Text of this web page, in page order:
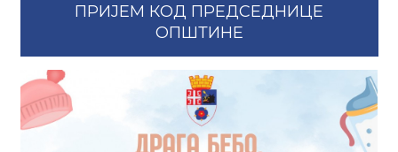
ПРИЈЕМ КОД ПРЕДСЕДНИЦЕ
ОПШТИНЕ